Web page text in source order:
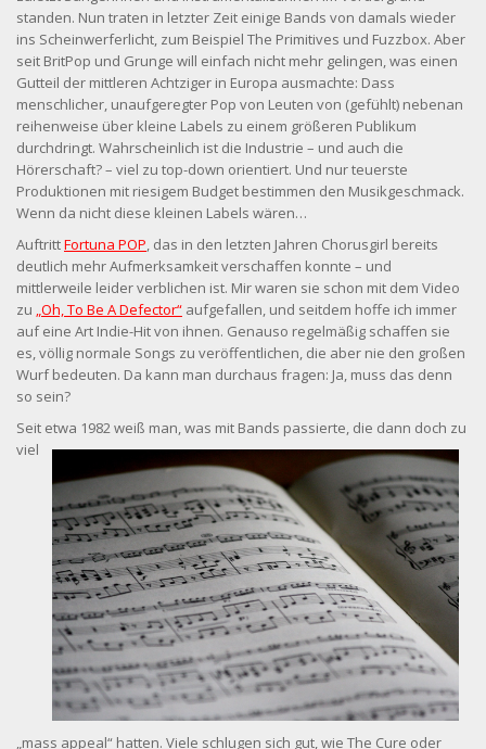
standen. Nun traten in letzter Zeit einige Bands von damals wieder
ins Scheinwerferlicht, zum Beispiel The Primitives und Fuzzbox. Aber
seit BritPop und Grunge will einfach nicht mehr gelingen, was einen
Gutteil der mittleren Achtziger in Europa ausmachte: Dass
menschlicher, unaufgeregter Pop von Leuten von (gefühlt) nebenan
reihenweise über kleine Labels zu einem größeren Publikum
durchdringt. Wahrscheinlich ist die Industrie – und auch die
Hörerschaft? – viel zu top-down orientiert. Und nur teuerste
Produktionen mit riesigem Budget bestimmen den Musikgeschmack.
Wenn da nicht diese kleinen Labels wären…
AuftrittFortuna POP , das in den letzten Jahren Chorusgirl bereits
deutlich mehr Aufmerksamkeit verschaffen konnte – und
mittlerweile leider verblichen ist. Mir waren sie schon mit dem Video
zu „Oh, To Be A Defector“ aufgefallen, und seitdem hoffe ich immer
auf eine Art Indie-Hit von ihnen. Genauso regelmäßig schaffen sie
es, völlig normale Songs zu veröffentlichen, die aber nie den großen
Wurf bedeuten. Da kann man durchaus fragen: Ja, muss das denn
so sein?
Seit etwa 1982 weiß man, was mit Bands passierte , die dann doch zu
viel
„mass appeal“ hatten. Viele schlugen sich gut, wie The Cure oder